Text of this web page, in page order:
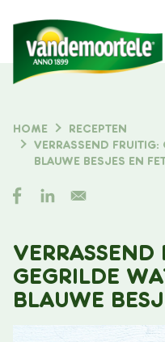
Inhoudstype
KRUIMELPAD
HOME
RECEPTEN
VERRASSEND FRUITIG:
BLAUWE BESJES EN
VERRASSEND
GEGRILDE
BLAUWE